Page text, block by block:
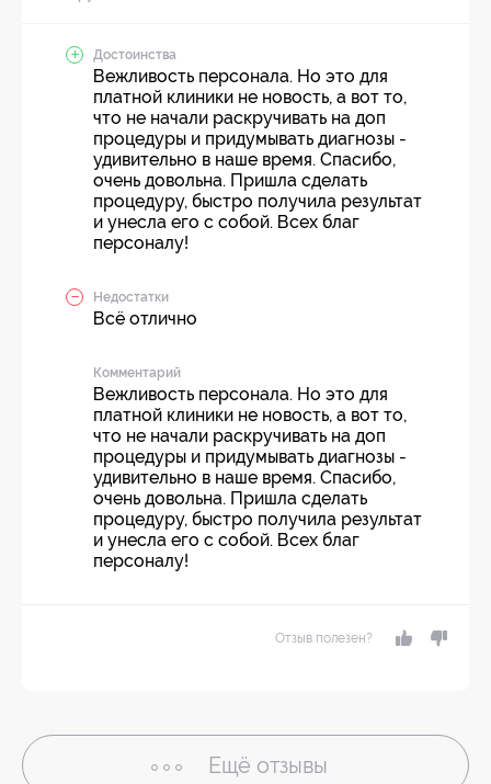
Достоинства
Вежливость персонала. Но это для
платной клиники не новость, а вот то,
что не начали раскручивать на доп
процедуры и придумывать диагнозы -
удивительно в наше время. Спасибо,
очень довольна. Пришла сделать
процедуру, быстро получила результат
и унесла его с собой. Всех благ
персоналу!
Недостатки
Всё отлично
Комментарий
Вежливость персонала. Но это для
платной клиники не новость, а вот то,
что не начали раскручивать на доп
процедуры и придумывать диагнозы -
удивительно в наше время. Спасибо,
очень довольна. Пришла сделать
процедуру, быстро получила результат
и унесла его с собой. Всех благ
персоналу!
Отзыв полезен?
Ещё отзывы